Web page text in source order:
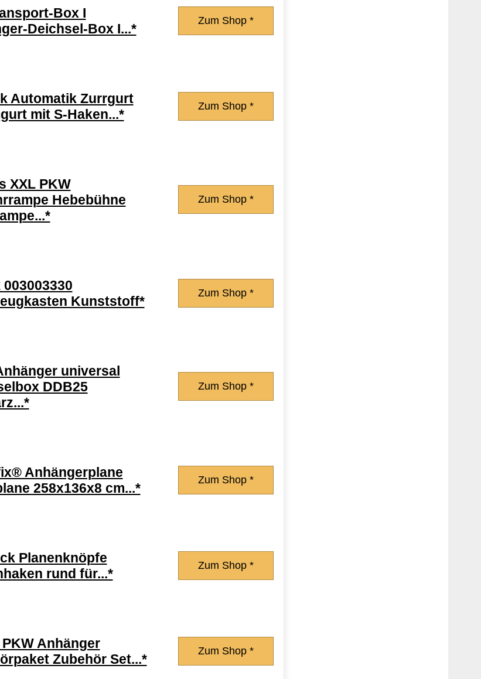
Box I
Deichsel-Box I...*
Zum Shop *
Automatik Zurrgurt
mit S-Haken...*
Zum Shop *
XXL PKW
Hebebühne
Zum Shop *
Kunststoff*
Zum Shop *
universal
DDB25
Zum Shop *
Anhängerplane
258x136x8 cm...*
Zum Shop *
Planenknöpfe
rund für...*
Zum Shop *
PKW Anhänger
Zubehör Set...*
Zum Shop *